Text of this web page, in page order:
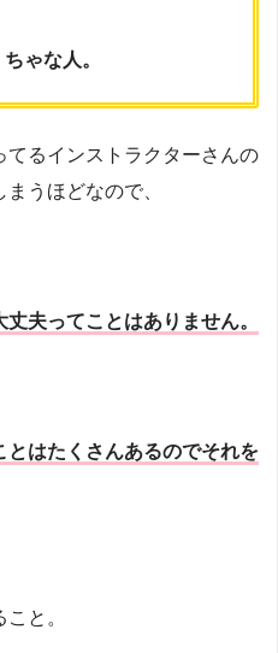
ゃな人。
てるインストラクターさんの
うほどなので、
夫ってことはありません。
はたくさんあるのでそれを
と。